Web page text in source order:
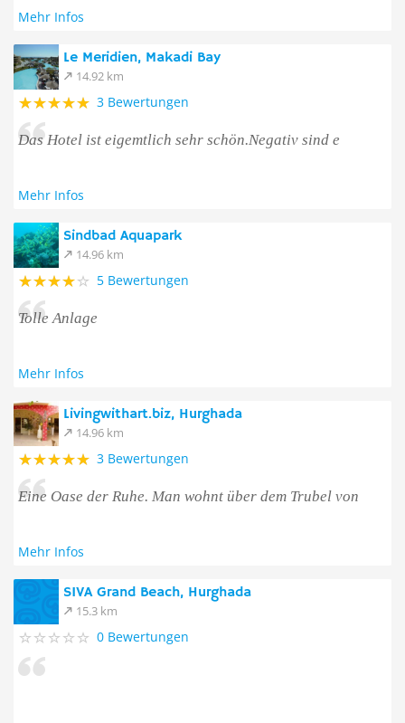
Mehr Infos
Le Meridien, Makadi Bay
14.92 km
3 Bewertungen
Das Hotel ist eigemtlich sehr schön.Negativ sind e
Mehr Infos
Sindbad Aquapark
14.96 km
5 Bewertungen
Tolle Anlage
Mehr Infos
Livingwithart.biz, Hurghada
14.96 km
3 Bewertungen
Eine Oase der Ruhe. Man wohnt über dem Trubel von
Mehr Infos
SIVA Grand Beach, Hurghada
15.3 km
0 Bewertungen